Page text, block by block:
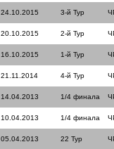
24.10.2015 3-й Тур
20.10.2015 2-й Тур
16.10.2015 1-й Тур
21.11.2014 4-й Тур
14.04.2013 1/4 финала
10.04.2013 1/4 финала
05.04.2013 22 Тур